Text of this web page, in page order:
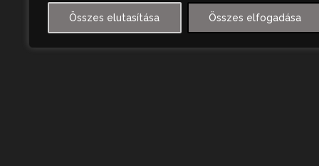
Összes elutasítása Összes elfogadása